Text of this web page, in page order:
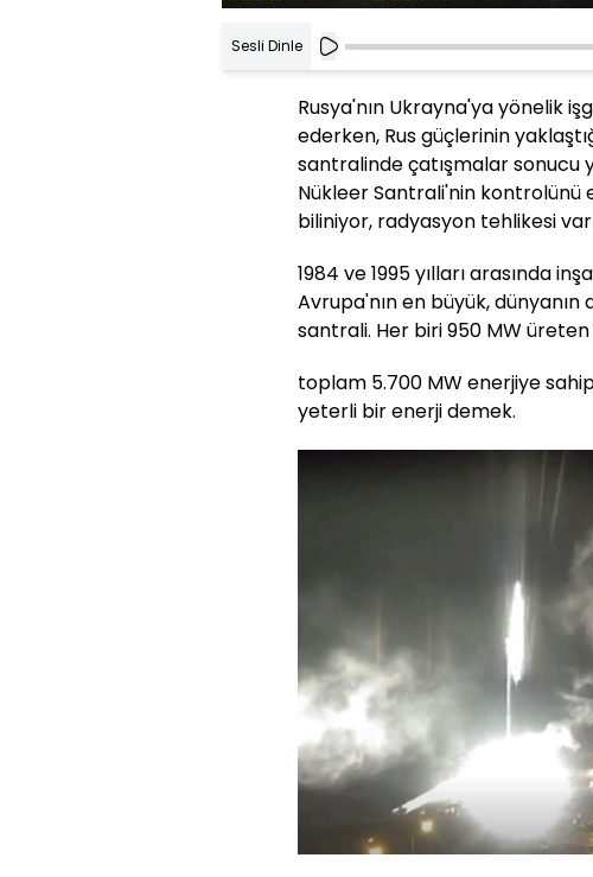
Sesli Dinle
Rusya'nın Ukrayna'ya yönelik
ederken, Rus güçlerinin
santralinde çatışmalar sonucu
Nükleer Santrali'nin kontrolünü
biliniyor, radyasyon tehlikesi var
1984 ve 1995 yılları arasında
Avrupa'nın en büyük,
santrali. Her biri 950 MW
toplam 5.700 MW enerjiye
yeterli bir enerji demek.